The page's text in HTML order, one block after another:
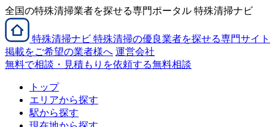
全国の特殊清掃業者を探せる専門ポータル 特殊清掃ナビ
特殊清掃ナビ 特殊清掃の優良業者を探せる専門サイト
掲載をご希望の業者様へ 運営会社
無料で相談・見積もりを依頼する無料相談
トップ
エリアから探す
駅から探す